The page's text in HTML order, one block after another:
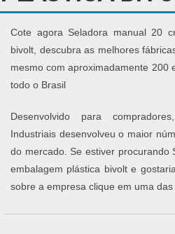
Cote agora Seladora manual 20
bivolt, descubra as melhores
mesmo com aproximadamente 200
todo o Brasil
Desenvolvido para
Industriais desenvolveu o maior
do mercado. Se estiver procurando
embalagem plástica bivolt e
sobre a empresa clique em uma